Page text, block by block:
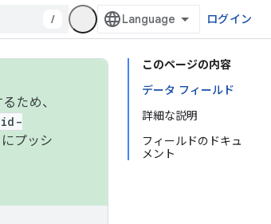
/ ログイン
このページの内容
データ フィールド
詳細な説明
フィールドのドキュ
メント
ため、
プッシ